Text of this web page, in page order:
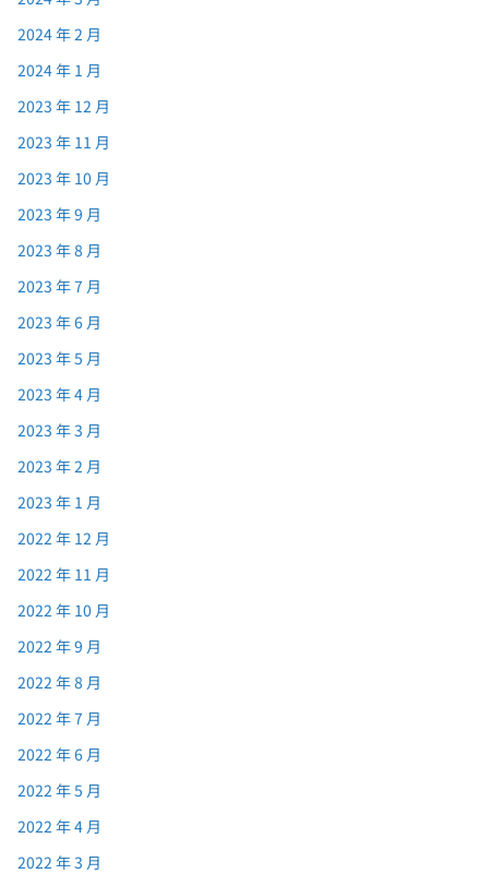
2024 年 2 月
2024 年 1 月
2023 年 12 月
2023 年 11 月
2023 年 10 月
2023 年 9 月
2023 年 8 月
2023 年 7 月
2023 年 6 月
2023 年 5 月
2023 年 4 月
2023 年 3 月
2023 年 2 月
2023 年 1 月
2022 年 12 月
2022 年 11 月
2022 年 10 月
2022 年 9 月
2022 年 8 月
2022 年 7 月
2022 年 6 月
2022 年 5 月
2022 年 4 月
2022 年 3 月